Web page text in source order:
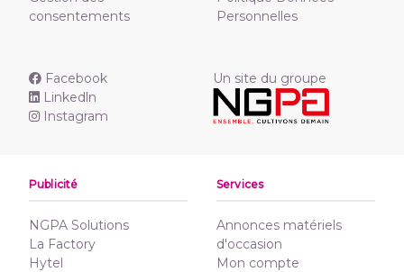
consentements
Personnelles
Facebook
Linkedln
Instagram
Un site du groupe
Publicité
NGPA Solutions
La Factory
Hytel
Services
Annonces matériels
d'occasion
Mon compte